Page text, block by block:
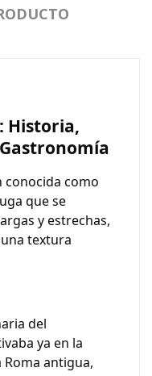
Historia,
conocida como
que se
y estrechas,
textura
del
ya en la
Roma antigua,